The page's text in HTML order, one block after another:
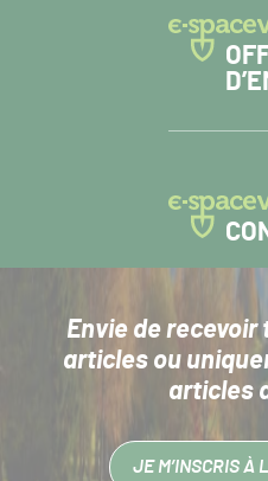
Envie de recevoir
articlesou
articles
JE M’INSCRIS À